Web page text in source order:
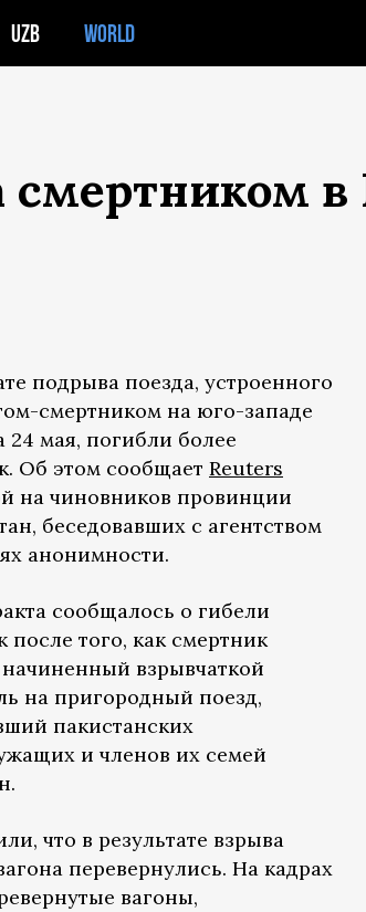
UZB WORLD
в
подрыва поезда, устроенного
смертником на юго-западе
24 мая, погибли более
Об этом сообщает Reuters
на чиновников провинции
беседовавших с агентством
анонимности.
сообщалось о гибели
после того, как смертник
взрывчаткой
на пригородный поезд,
пакистанских
и членов их семей
что в результате взрыва
перевернулись. На кадрах
вагоны,